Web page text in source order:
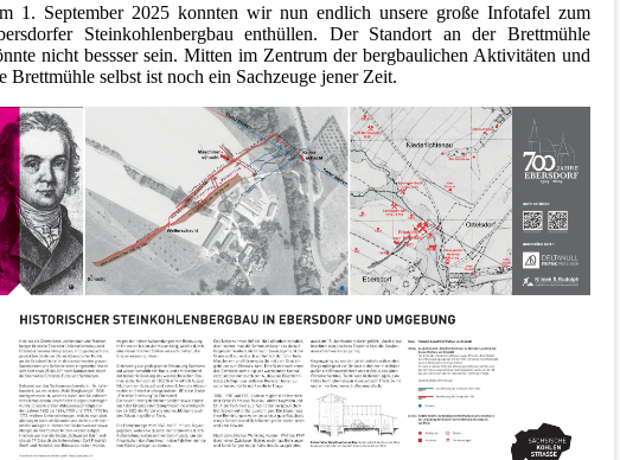
1. September 2025 konnten wir nun endlich unsere große Infotafel zum
Steinkohlenbergbau enthüllen. Der Standort an der Brettmühle
nicht bessser sein. Mitten im Zentrum der bergbaulichen Aktivitäten und
Brettmühle selbst ist noch ein Sachzeuge jener Zeit.